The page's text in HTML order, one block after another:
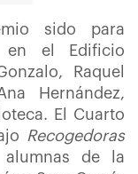
sido para
el Edificio
Raquel
Hernández,
El Cuarto
Recogedoras
de la